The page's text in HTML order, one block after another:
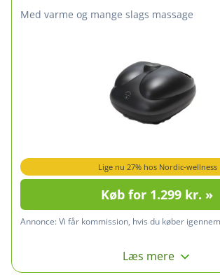
med varme og mange slags massage
Lige nu 27% hos Nordic-wellness
Køb for 1.299 kr. »
Annonce:Vi får kommission, hvis du køber
Læs mere